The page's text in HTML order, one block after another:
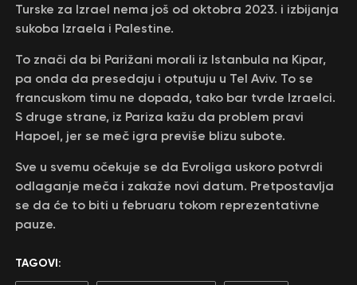
Turske za Izrael nema još od oktobra 2023. i izbijanja
sukoba Izraela i Palestine.
To znači da bi Parižani morali iz Istanbula na Kipar,
pa onda da presedaju i otputuju u Tel Aviv. To se
francuskom timu ne dopada, tako bar tvrde Izraelci.
S druge strane, iz Pariza kažu da problem pravi
Hapoel, jer se meč igra previše blizu subote.
Sve u svemu očekuje se da Evroliga uskoro potvrdi
odlaganje meča i zakaže novi datum. Pretpostavlja
se da će to biti u februaru tokom reprezentativne
pauze.
TAGOVI: